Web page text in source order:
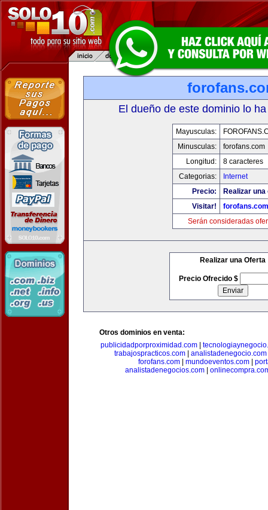
El dueño de este dominio lo
Mayusculas:
Minusculas:
forofans.com
Longitud:
8 caracteres
Categorias:
Internet
Precio:
Realizar
Visitar!
forofans.com
Serán consideradas
Realizar una Oferta
Precio Ofrecido $
Otros dominios en venta:
publicidadporproximidad.com|
trabajospracticos.com| analistadenegocio.com
forofans.com
mundoeventos.com
analistadenegocios.com